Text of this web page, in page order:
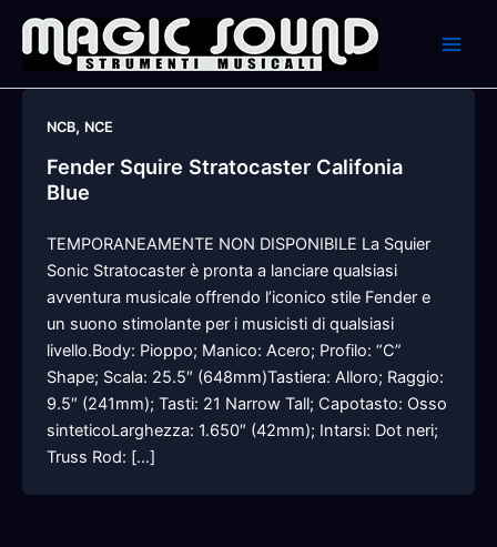
content
NCB, NCE
Fender Squire Stratocaster Califonia
Blue
TEMPORANEAMENTE NON DISPONIBILE La Squier
Sonic Stratocaster è pronta a lanciare qualsiasi
avventura musicale offrendo l’iconico stile Fender e
un suono stimolante per i musicisti di qualsiasi
livello.Body: Pioppo; Manico: Acero; Profilo: “C”
Shape; Scala: 25.5″ (648mm)Tastiera: Alloro; Raggio:
9.5″ (241mm); Tasti: 21 Narrow Tall; Capotasto: Osso
sinteticoLarghezza: 1.650″ (42mm); Intarsi: Dot neri;
Truss Rod: […]